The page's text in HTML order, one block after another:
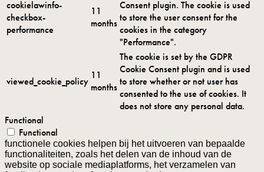
cookielawinfo-
checkbox-
performance
11
months
Consent plugin. The cookie is used
to store the user consent for the
cookies in the category
"Performance".
viewed_cookie_policy
11
months
The cookie is set by the GDPR
Cookie Consent plugin and is used
to store whether or not user has
consented to the use of cookies. It
does not store any personal data.
Functional
Functional
functionele cookies helpen bij het uitvoeren van bepaalde
functionaliteiten, zoals het delen van de inhoud van de
website op sociale mediaplatforms, het verzamelen van